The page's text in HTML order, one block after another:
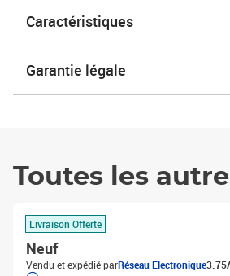
Caractéristiques
Garantie légale
Toutes les
Livraison Offerte
Neuf
Vendu et expédié parRéseau Electronique